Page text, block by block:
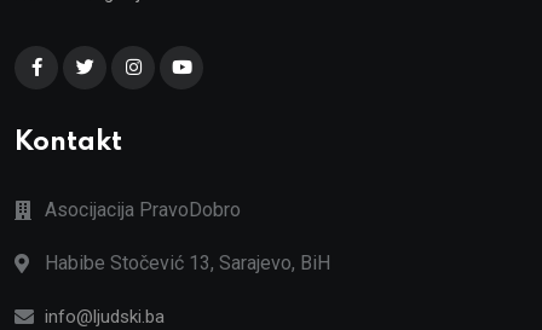
Kontakt
Asocijacija PravoDobro
Habibe Stočević 13, Sarajevo, BiH
info@ljudski.ba